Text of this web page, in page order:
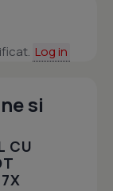
Log in
si
CU